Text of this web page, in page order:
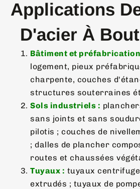
Applications
D'acier À
Bâtiment et
logement, pieux
charpente, couches
structures souterraines
Sols industriels :
sans joints et sans
pilotis ; couches de
; dalles de plancher
routes et chaussées
Tuyaux : tuyaux
extrudés ; tuyaux de